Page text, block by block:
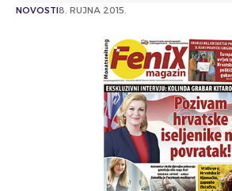
NOVOSTI8. RUJNA 2015.